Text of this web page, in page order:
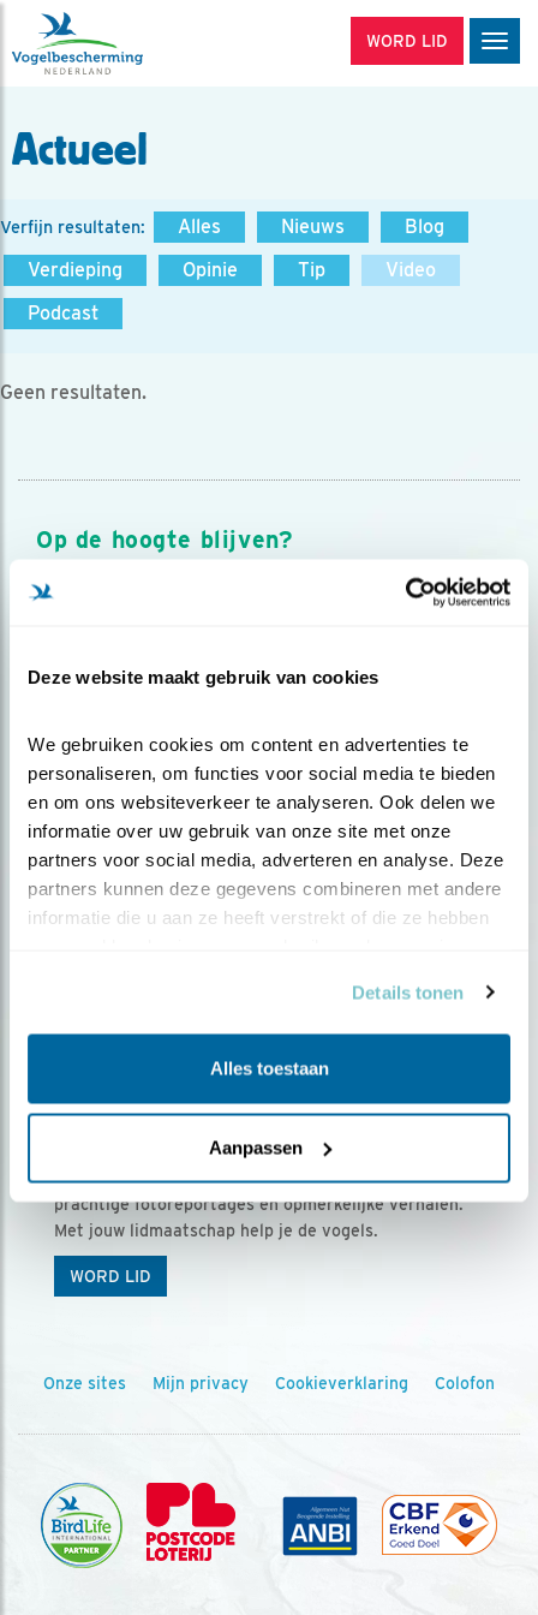
Deze website maakt gebruik van cookies
We gebruiken cookies om content en advertenties te
personaliseren, om functies voor social media te bieden
en om ons websiteverkeer te analyseren. Ook delen we
informatie over uw gebruik van onze site met onze
partners voor social media, adverteren en analyse. Deze
partners kunnen deze gegevens combineren met andere
informatie die u aan ze heeft verstrekt of die ze hebben
Details tonen
Alles toestaan
Aanpassen
WORD LID
Actueel
Verfijn resultaten: Alles Nieuws
Blog
Verdieping
Opinie Tip
Video
Podcast
Geen resultaten.
Op de hoogte blijven?
Meld je aan en ontvang nieuws, inspiratie, acties en tips
over vogels en activiteiten van Vogelbescherming.
Ontvang 5 x Vogels voor € 36,00 per jaar
Vogels is het tijdschrift voor onze leden, met
prachtige fotoreportages en opmerkelijke verhalen.
Met jouw lidmaatschap help je de vogels.
WORD LID
Onze sites Mijn privacy Cookieverklaring Colofon